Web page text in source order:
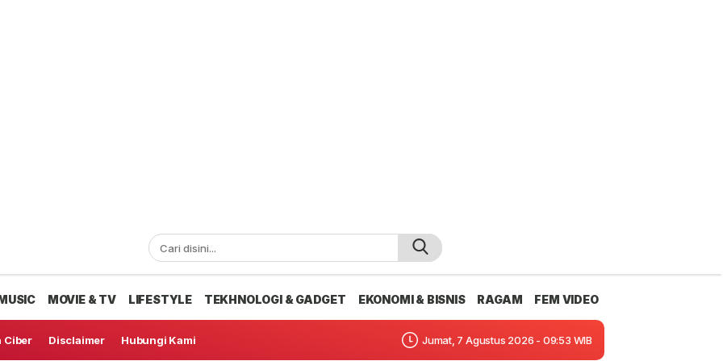
MOVIE & TV LIFESTYLE TEKHNOLOGI & GADGET EKONOMI & BISNIS RAGAM FEM VIDEO
Ciber Disclaimer Hubungi Kami Jumat, 7 Agustus 2026 - 09:53 WIB